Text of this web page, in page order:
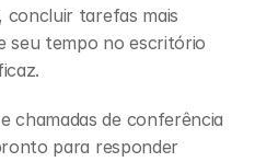
tarefas mais
seu tempo no escritório
chamadas de conferência
para responder